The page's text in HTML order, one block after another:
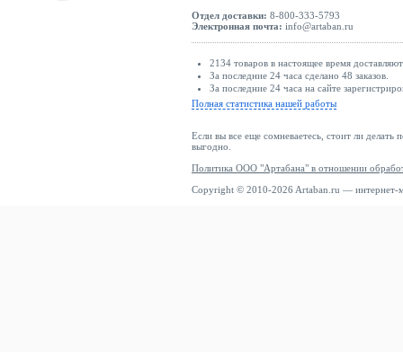
Отдел доставки: 8-800-333-5793
Электронная почта: info@artaban.ru
2134 товаров в настоящее время
За последние 24 часа сделано 48 заказов.
За последние 24 часа на сайте
Полная статистика нашей работы
Если вы все еще сомневаетесь, стоит ли делать
выгодно.
Политика ООО "Артабана" в отношении
Copyright © 2010-2026 Artaban.ru — интернет-